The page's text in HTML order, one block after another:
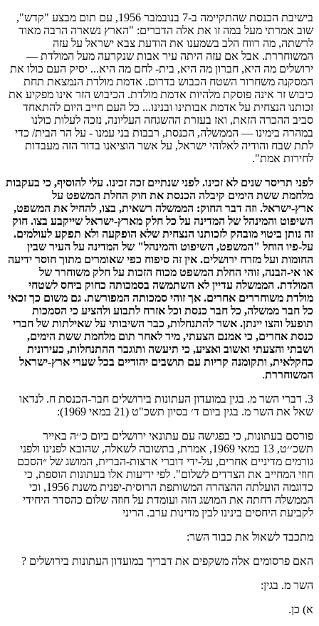
בישיבת הכנסת שהתקיימה ב-7 בנובמבר 1956, עם תום מבצע "קדש",
שוב אמרתי מעל במה זו את אלה הדברים: "הארץ נשארה הרבה מאוד
לרשתה, מה רווח הלב בשמענו את הודעת צבא ישראל על עזה
המשוחררת. אבל אם עזה היתה עיר אבות שנקרעה מעל המולדת —
ירושלים מה היא, חברון מה היא, בית- לחם מה היא... יסיק העם כולו את
המסקנה משחרור השטח הכבוש בדרום. אדמת מולדת הנמצאת תחת
כיבוש זר אינה פוסקת מלהיות אדמת מולדת. הכיבוש הזר אינו מפקיע את
זכותנו הנצחית על אדמת אבותינו ובנינו... כל העם חייב היום להתאחד
סביב ההכרה הזאת, ואז בעזרת ההשגחה העליונה, נזכה לעלות כולנו
במהרה בימינו — הממשלה, הכנסת, רבבות בני עמנו - על הר הבית/ כדי
לתת שבח והודיה לאלוהי ישראל, על אשר הוציאנו בדור הזה מעבדות
לחירות אמת".
לפני תריסר שנים לא זכינו. לפני שנתיים זכה זכינו. עלי להוסיף, כי בעקבות
מלחמת ששת הימים קיבלה הכנסת את חוק החלת המשפט על
ארץ-ישראל. וזה דבר החוק: הממשלה רשאית, בצו, להחיל את המשפט,
השיפוט והמינהל של המדינה על כל חלק מארץ-ישראל שייקבע בצו. חוק
זה נותן ביטוי מובהק לזכותנו הנצחית שלא הופקעה ולא תפקע לעולמים.
על-פיו הוחל "המשפט, השיפוט והמינהל" של המדינה על העיר שבין
החומות ועל מזרח ירושלים. אין זה סיפוח כפי שאומרים מתוך חוסר ידיעה
או אי-הבנה, זוהי החלת המשפט מכוח הזכות על חלק משוחרר של
המולדת. הממשלה עדיין לא השתמשה בסמכותה כחוק ביחס לשטחי
מולדת משוחררים אחרים. אך זוהי סמכותה המפורשת. גם משום כך זכאי
כל חבר ממשלה, כל חבר כנסת וכל אזרח לתבוע ולהציע כי הסמכות
תופעל והצו יינתן. אשר להתנחלות, כבר השיבותי על שאילתות של חברי
כנסת אחרים, כי אמנם הצעתי, מיד לאחר תום מלחמת ששת הימים,
ושבתי והצעתי ואשוב ואציע, כי תיעשה ותוגבר ההתנחלות, כעירונית
כחקלאית, ותקומנה קריות עם תושבים יהודיים בכל שערי ארץ-ישראל
המשוחררת.
3. דברי השר מ. בגין במועדון העתונות בירושלים חבר-הכנסת ח. לנדאו
שאל את השר מ. בגין ביום ד׳ בסיון תשכ"ט (21 במאי 1969):
פורסם בעתונות, כי בפגישה עם עתונאי ירושלים ביום כ׳׳ה באייר
תשכ׳׳ט, 13 במאי 1969, אמרת, בתשובה לשאלה, שהובא לפנינו ולפני
גורמים מדיניים אחרים, על-ידי דוברי ארצות-הברית, המושג של ״הסכם
חוזי המחייב את הצדדים לשלום". לפי ידיעות אלו בעתונות הוספת, כי
כדוגמה הועלתה ההצהרה המשותפת הרוסית-יפנית משנת 1956, וכי
הממשלה דחתה את המושג הזה ועומדת על חוזה שלום כהסדר היחידי
לקביעת היחסים בינינו לבין מדינות ערב. הריני
מתכבד לשאול את כבוד השר:
האם פרסומים אלה משקפים את דבריך במועדון העתונות בירושלים ?
השר מ. בגין:
א) כן.